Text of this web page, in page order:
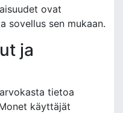
ovat
sovellus sen mukaan.
ja
tietoa
käyttäjät